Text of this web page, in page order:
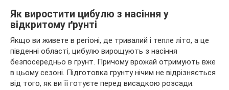
Як виростити цибулю з насіння у
відкритому ґрунті
Якщо ви живете в регіоні, де тривалий і тепле літо, а це
південні області, цибулю вирощують з насіння
безпосередньо в грунт. Причому врожай отримують вже
в цьому сезоні. Підготовка грунту нічим не відрізняється
від того, як ви її готуєте перед висадкою розсади.